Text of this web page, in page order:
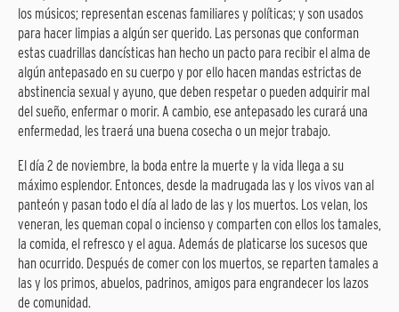
los músicos; representan escenas familiares y políticas; y son usados
para hacer limpias a algún ser querido. Las personas que conforman
estas cuadrillas dancísticas han hecho un pacto para recibir el alma de
algún antepasado en su cuerpo y por ello hacen mandas estrictas de
abstinencia sexual y ayuno, que deben respetar o pueden adquirir mal
del sueño, enfermar o morir. A cambio, ese antepasado les curará una
enfermedad, les traerá una buena cosecha o un mejor trabajo.
El día 2 de noviembre, la boda entre la muerte y la vida llega a su
máximo esplendor. Entonces, desde la madrugada las y los vivos van al
panteón y pasan todo el día al lado de las y los muertos. Los velan, los
veneran, les queman copal o incienso y comparten con ellos los tamales,
la comida, el refresco y el agua. Además de platicarse los sucesos que
han ocurrido. Después de comer con los muertos, se reparten tamales a
las y los primos, abuelos, padrinos, amigos para engrandecer los lazos
de comunidad.